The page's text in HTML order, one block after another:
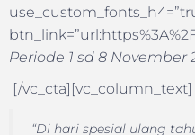
Periode 1 sd 8 November
[/vc_cta][vc_column_text]
“Di hari spesial ulang